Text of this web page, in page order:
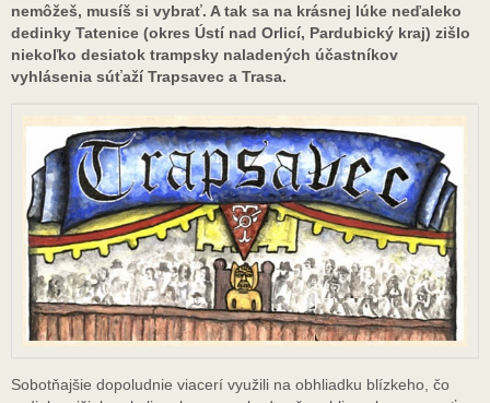
nemôžeš, musíš si vybrať. A tak sa na krásnej lúke neďaleko
dedinky Tatenice (okres Ústí nad Orlicí, Pardubický kraj) zišlo
niekoľko desiatok trampsky naladených účastníkov
vyhlásenia súťaží Trapsavec a Trasa.
Sobotňajšie dopoludnie viacerí využili na obhliadku blízkeho, čo